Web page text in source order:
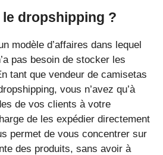
le dropshipping ?
modèle d’affaires dans lequel
pas besoin de stocker les
tant que vendeur de camisetas
vous n’avez qu’à
de vos clients à votre
de les expédier directement
permet de vous concentrer sur
des produits, sans avoir à